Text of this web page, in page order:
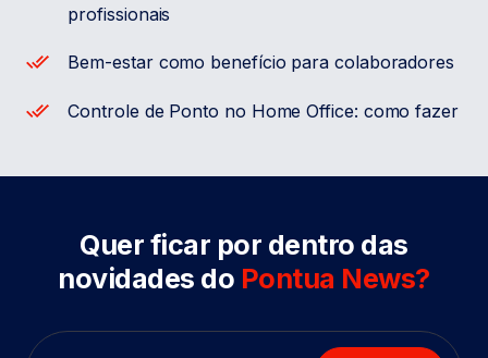
profissionais
Bem-estar como benefício para colaboradores
Controle de Ponto no Home Office: como fazer
Quer ficar por dentro das
novidades do Pontua News?